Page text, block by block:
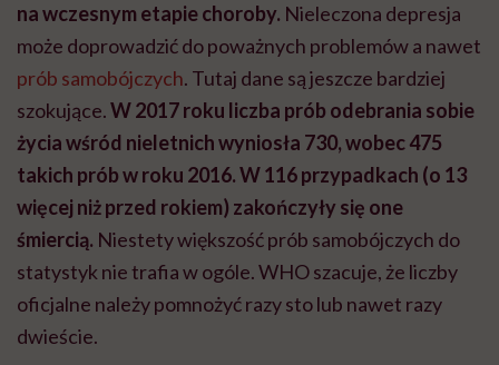
na wczesnym etapie choroby. Nieleczona depresja
może doprowadzić do poważnych problemów a nawet
prób samobójczych. Tutaj dane są jeszcze bardziej
szokujące.W 2017 roku liczba prób odebrania sobie
życia wśród nieletnich wyniosła 730, wobec 475
takich prób w roku 2016. W 116 przypadkach (o 13
więcej niż przed rokiem) zakończyły się one
śmiercią. Niestety większość prób samobójczych do
statystyk nie trafia w ogóle. WHO szacuje, że liczby
oficjalne należy pomnożyć razy sto lub nawet razy
dwieście.